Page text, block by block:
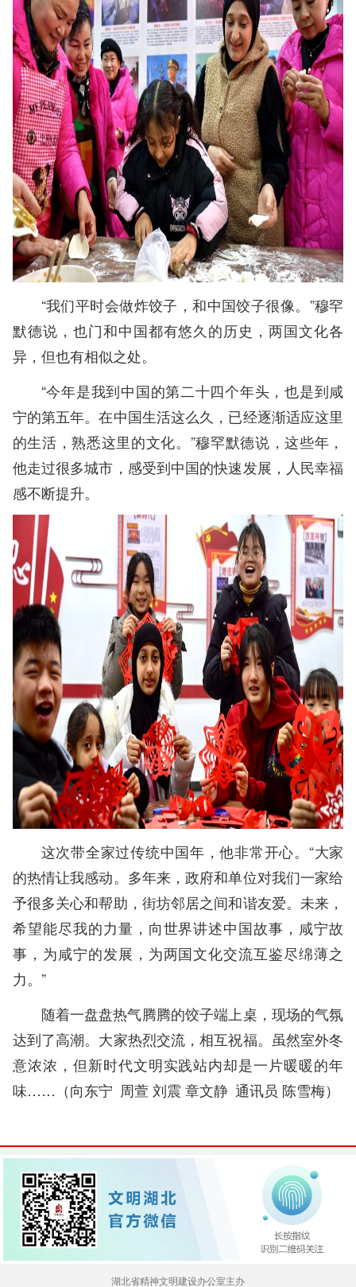
“我们平时会做炸饺子，和中国饺子很像。”穆罕
默德说，也门和中国都有悠久的历史，两国文化各
异，但也有相似之处。
“今年是我到中国的第二十四个年头，也是到咸
宁的第五年。在中国生活这么久，已经逐渐适应这里
的生活，熟悉这里的文化。”穆罕默德说，这些年，
他走过很多城市，感受到中国的快速发展，人民幸福
感不断提升。
这次带全家过传统中国年，他非常开心。“大家
的热情让我感动。多年来，政府和单位对我们一家给
予很多关心和帮助，街坊邻居之间和谐友爱。未来，
希望能尽我的力量，向世界讲述中国故事，咸宁故
事，为咸宁的发展，为两国文化交流互鉴尽绵薄之
力。”
随着一盘盘热气腾腾的饺子端上桌，现场的气氛
达到了高潮。大家热烈交流，相互祝福。虽然室外冬
意浓浓，但新时代文明实践站内却是一片暖暖的年
味……（向东宁 周萱 刘震 章文静 通讯员 陈雪梅）
湖北省精神文明建设办公室主办